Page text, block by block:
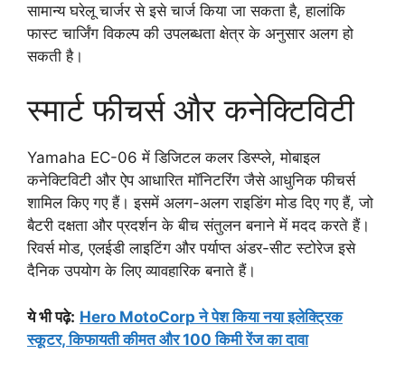
सामान्य घरेलू चार्जर से इसे चार्ज किया जा सकता है, हालांकि
फास्ट चार्जिंग विकल्प की उपलब्धता क्षेत्र के अनुसार अलग हो
सकती है।
स्मार्ट फीचर्स और कनेक्टिविटी
Yamaha EC-06 में डिजिटल कलर डिस्प्ले, मोबाइल
कनेक्टिविटी और ऐप आधारित मॉनिटरिंग जैसे आधुनिक फीचर्स
शामिल किए गए हैं। इसमें अलग-अलग राइडिंग मोड दिए गए हैं, जो
बैटरी दक्षता और प्रदर्शन के बीच संतुलन बनाने में मदद करते हैं।
रिवर्स मोड, एलईडी लाइटिंग और पर्याप्त अंडर-सीट स्टोरेज इसे
दैनिक उपयोग के लिए व्यावहारिक बनाते हैं।
ये भी पढ़े: Hero MotoCorp ने पेश किया नया इलेक्ट्रिक
स्कूटर, किफायती कीमत और 100 किमी रेंज का दावा